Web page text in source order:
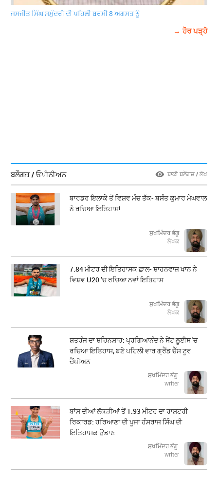
ਜਸਜੀਤ ਸਿੰਘ ਸਮੁੰਦਰੀ ਦੀ ਪਹਿਲੀ ਬਰਸੀ 8 ਅਗਸਤ ਨੂੰ
→ ਹੋਰ ਪੜ੍ਹੋ
ਬਲੌਗਜ਼ / ਓਪੀਨੀਅਨ ਬਾਕੀ ਬਲੌਗਜ਼ / ਲੇਖ
ਬਾਰਡਰ ਇਲਾਕੇ ਤੋਂ ਵਿਸ਼ਵ ਮੰਚ ਤੱਕ- ਬਸੰਤ ਕੁਮਾਰ ਮੇਘਵਾਲ
ਨੇ ਰਚਿਆ ਇਤਿਹਾਸ!
ਸੁਖਮਿੰਦਰ ਭੰਗੂ
ਲੇਖਕ
7.84 ਮੀਟਰ ਦੀ ਇਤਿਹਾਸਕ ਛਾਲ- ਸ਼ਾਹਨਵਾਜ਼ ਖਾਨ ਨੇ
ਵਿਸ਼ਵ U20 ’ਚ ਰਚਿਆ ਨਵਾਂ ਇਤਿਹਾਸ
ਸੁਖਮਿੰਦਰ ਭੰਗੂ
ਲੇਖਕ
ਸ਼ਤਰੰਜ ਦਾ ਸ਼ਹਿਨਸ਼ਾਹ: ਪ੍ਰਗਿਆਨੰਦ ਨੇ ਸੇਂਟ ਲੂਈਸ 'ਚ
ਰਚਿਆ ਇਤਿਹਾਸ, ਬਣੇ ਪਹਿਲੀ ਵਾਰ ਗ੍ਰੈਂਡ ਚੈੱਸ ਟੂਰ
ਚੈਂਪੀਅਨ
ਸੁਖਮਿੰਦਰ ਭੰਗੂ
writer
ਬਾਂਸ ਦੀਆਂ ਲੱਕੜੀਆਂ ਤੋਂ 1.93 ਮੀਟਰ ਦਾ ਰਾਸ਼ਟਰੀ
ਰਿਕਾਰਡ: ਹਰਿਆਣਾ ਦੀ ਪੂਜਾ ਹੰਸਰਾਜ ਸਿੰਘ ਦੀ
ਇਤਿਹਾਸਕ ਉਡਾਣ
ਸੁਖਮਿੰਦਰ ਭੰਗੂ
writer